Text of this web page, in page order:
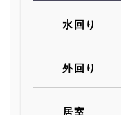
水回り
外回り
居室